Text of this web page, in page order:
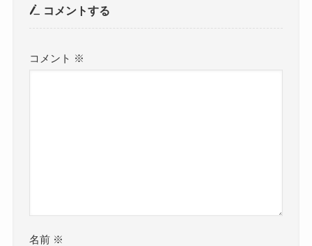
コメントする
コメント ※
名前 ※